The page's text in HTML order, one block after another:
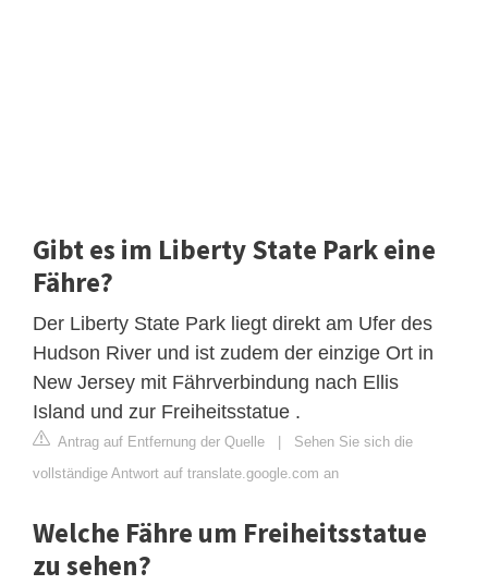
Gibt es im Liberty State Park eine
Fähre?
Der Liberty State Park liegt direkt am Ufer des
Hudson River und ist zudem der einzige Ort in
New Jersey mit Fährverbindung nach Ellis
Island und zur Freiheitsstatue .
Antrag auf Entfernung der Quelle
Sehen Sie sich die
vollständige Antwort auf translate.google.com an
Welche Fähre um Freiheitsstatue
zu sehen?